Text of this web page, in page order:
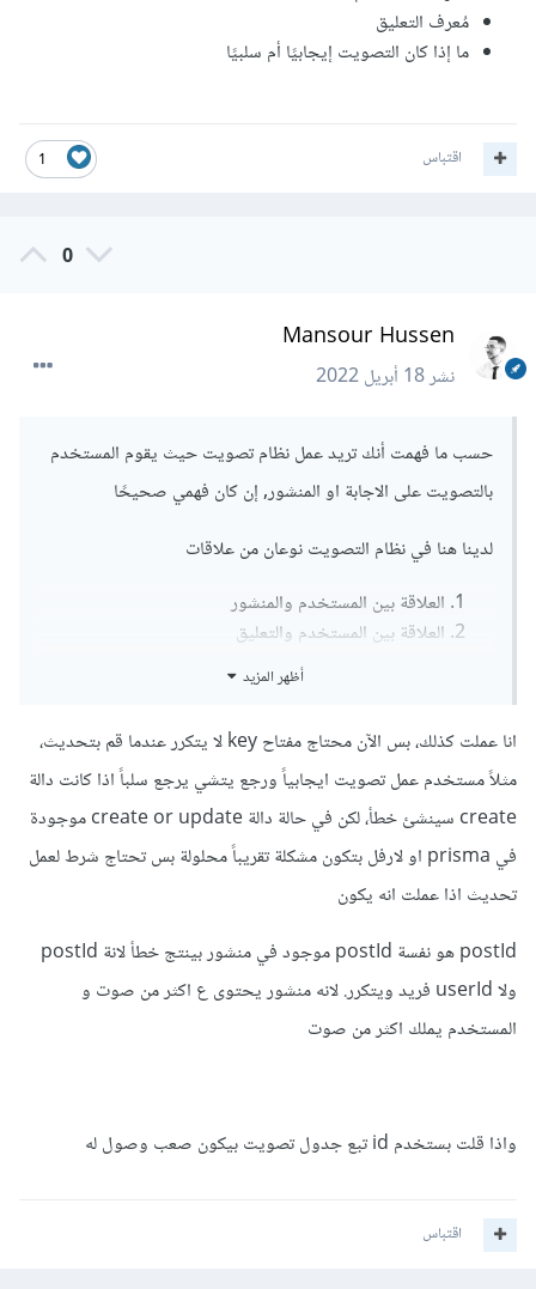
مُعرف التعليق
ما إذا كان التصويت إيجابيًا أم سلبيًا
1 اقتباس
0
Mansour Hussen
نشر18 أبريل 2022
حسب ما فهمت أنك تريد عمل نظام تصويت حيث يقوم المستخدم
بالتصويت على الاجابة او المنشور, إن كان فهمي صحيحًا
لدينا هنا في نظام التصويت نوعان من علاقات
العلاقة بين المستخدم والمنشور
العلاقة بين المستخدم والتعليق
إذًا يجب إنشاء جدولين وليس جدول واحد حتى نتمكن من تمثيل
جدول بين المستخدم والمنشور ويحتوي على:
مُعرف المستخدم
مُعرف المنشور
ما إذا كان التصويت إيجابيًا أم سلبيًا
جدول بين المستخدم والتعليق يحتوي على
مُعرف المُستخدم
مُعرف التعليق
أظهر المزيد
انا عملت كذلك، بس الآن محتاج مفتاح key لا يتكرر عندما قم بتحديث،
مثلاً مستخدم عمل تصويت ايجابياً ورجع يتشي يرجع سلباً اذا كانت دالة
create سينشئ خطأ، لكن في حالة دالة create or update موجودة
في prisma او لارفل بتكون مشكلة تقريباً محلولة بس تحتاج شرط لعمل
تحديث اذا عملت انه يكون
postId هو نفسة postId موجود في منشور بينتج خطأ لانة postId
ولا userId فريد ويتكرر. لانه منشور يحتوى ع اكثر من صوت و
المستخدم يملك اكثر من صوت
واذا قلت بستخدم id تبع جدول تصويت بيكون صعب وصول له
اقتباس